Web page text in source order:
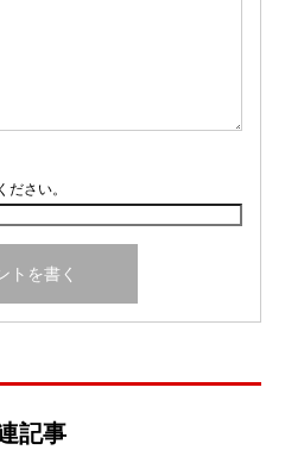
さい。
記事